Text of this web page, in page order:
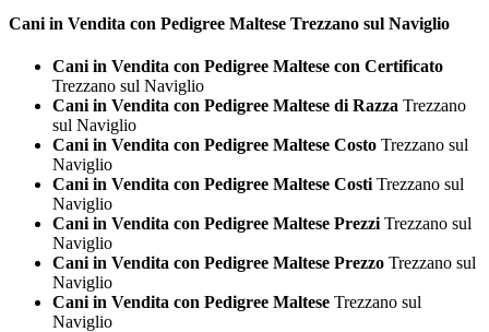
Cani in Vendita con Pedigree Maltese Trezzano sul Naviglio
Cani in Vendita con Pedigree Maltese con Certificato
Trezzano sul Naviglio
Cani in Vendita con Pedigree Maltese di Razza Trezzano
sul Naviglio
Cani in Vendita con Pedigree Maltese Costo Trezzano sul
Naviglio
Cani in Vendita con Pedigree Maltese Costi Trezzano sul
Naviglio
Cani in Vendita con Pedigree Maltese Prezzi Trezzano sul
Naviglio
Cani in Vendita con Pedigree Maltese Prezzo Trezzano sul
Naviglio
Cani in Vendita con Pedigree Maltese Trezzano sul
Naviglio